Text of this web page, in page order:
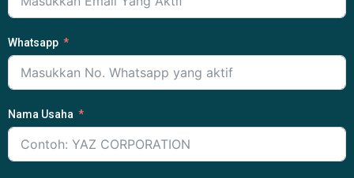
Whatsapp
Nama Usaha